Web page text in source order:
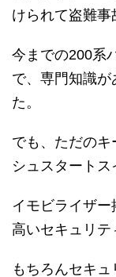
けられて盗難事
今までの200系
で、専門知識が
た。
でも、ただのキ
シュスタートス
イモビライザ
高いセキュリテ
もちろんセキュ